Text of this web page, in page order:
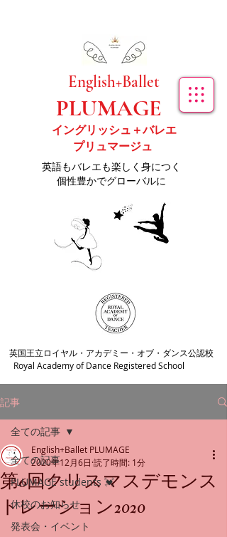
イングリッシュ＋バレエ
​English+Ballet
PLUMAGE
プリュマージュ
​英語もバレエも楽しく身につく
個性豊かでグローバルに
​英国王立ロイヤル・アカデミー・オブ・ダンス公認校
Royal Academy of Dance Registered School
記事
全ての記事
PLUMAGE students 💓
休校のお知らせ
発表会・イベント
全ての記事
第6回クリスマスデモンス
トレーション2020
English+Ballet PLUMAGE
2020年12月6日 読了時間: 1分